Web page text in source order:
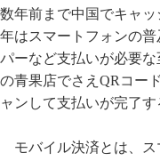
数年前まで中国でキャ
年はスマートフォンの
パーなど支払いが必要
の青果店でさえQRコー
ャンして支払いが完了
モバイル決済とは、